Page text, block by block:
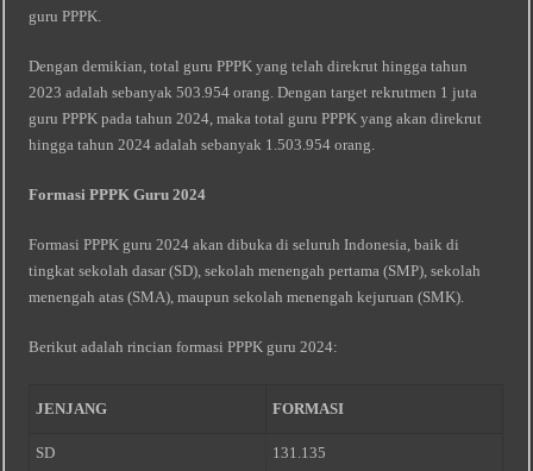
guru PPPK.
Dengan demikian, total guru PPPK yang telah direkrut hingga tahun
2023 adalah sebanyak 503.954 orang. Dengan target rekrutmen 1 juta
guru PPPK pada tahun 2024, maka total guru PPPK yang akan direkrut
hingga tahun 2024 adalah sebanyak 1.503.954 orang.
Formasi PPPK Guru 2024
Formasi PPPK guru 2024 akan dibuka di seluruh Indonesia, baik di
tingkat sekolah dasar (SD), sekolah menengah pertama (SMP), sekolah
menengah atas (SMA), maupun sekolah menengah kejuruan (SMK).
Berikut adalah rincian formasi PPPK guru 2024:
JENJANG FORMASI
SD 131.135